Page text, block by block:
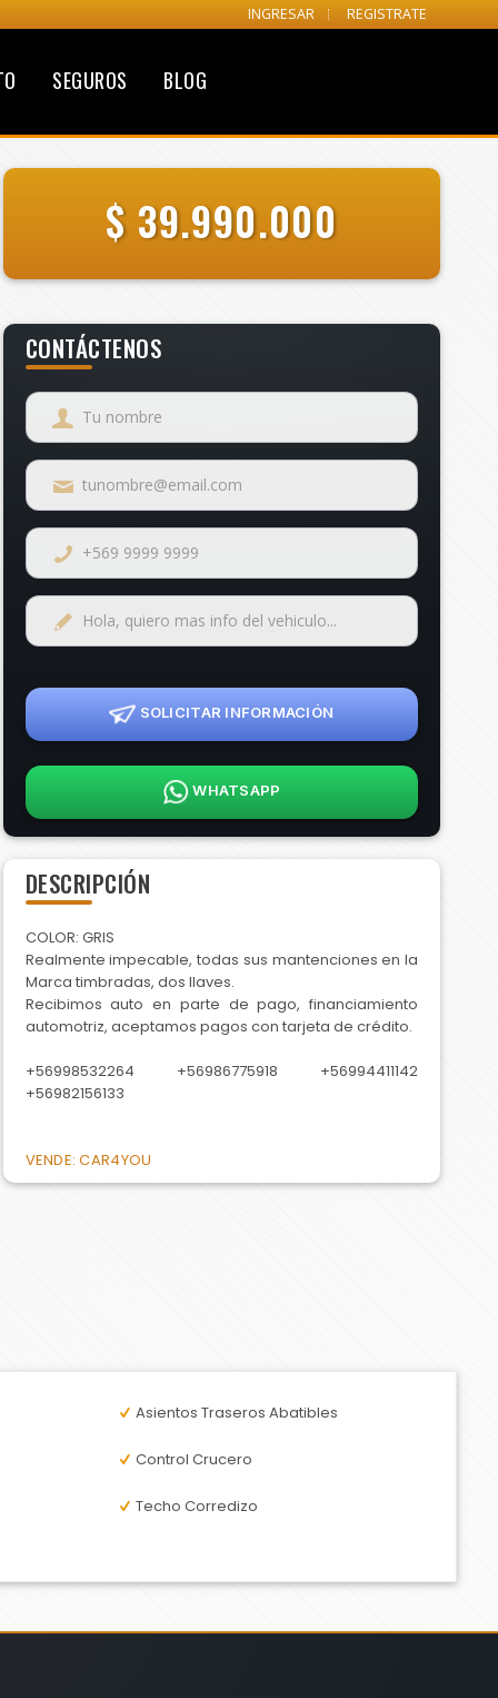
INGRESAR REGISTRATE
SEGUROS BLOG
$ 39.990.000
CONTÁCTENOS
SOLICITAR INFORMACIÓN
WHATSAPP
DESCRIPCIÓN
COLOR: GRIS
Realmente impecable, todas sus mantenciones en la
Marca timbradas, dos llaves.
Recibimos auto en parte de pago, financiamiento
automotriz, aceptamos pagos con tarjeta de crédito.
+56998532264 +56986775918 +56994411142
+56982156133
VENDE: CAR4YOU
Asientos Traseros Abatibles
Control Crucero
Techo Corredizo